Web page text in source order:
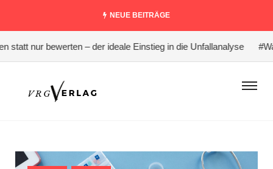
NEUE BEITRÄGE
nur bewerten – der ideale Einstieg in die Unfallanalyse